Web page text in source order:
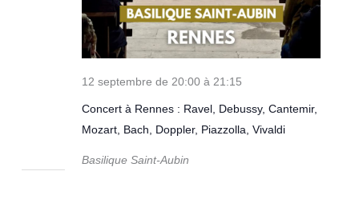
Concert à Rennes : Ravel, Debussy, Cantemir,
Mozart, Bach, Doppler, Piazzolla, Vivaldi
12 septembre de 20:00 à21:15
Basilique Saint-Aubin